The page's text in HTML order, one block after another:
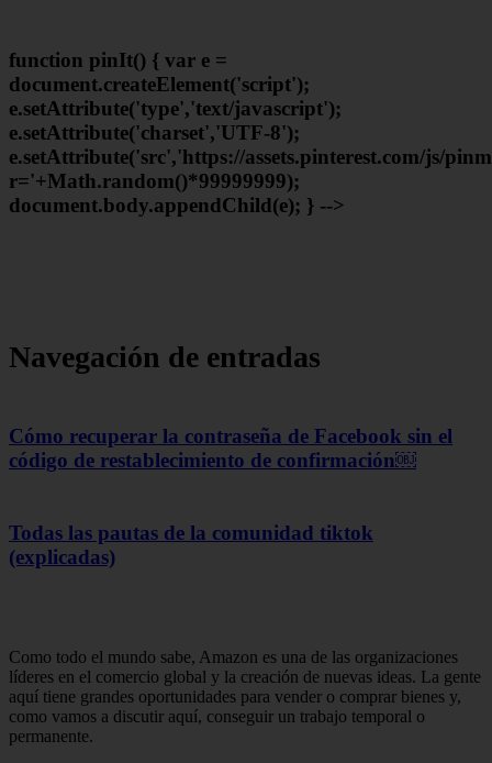
function pinIt() { var e =
document.createElement('script');
e.setAttribute('type','text/javascript');
e.setAttribute('charset','UTF-8');
e.setAttribute('src','https://assets.pinterest.com/js/
r='+Math.random()*99999999);
document.body.appendChild(e); } -->
Navegación de entradas
Cómo recuperar la contraseña de Facebook sin el
código de restablecimiento de confirmación￼
Todas las pautas de la comunidad tiktok
(explicadas)
Como todo el mundo sabe, Amazon es una de las organizaciones
líderes en el comercio global y la creación de nuevas ideas. La gente
aquí tiene grandes oportunidades para vender o comprar bienes y,
como vamos a discutir aquí, conseguir un trabajo temporal o
permanente.